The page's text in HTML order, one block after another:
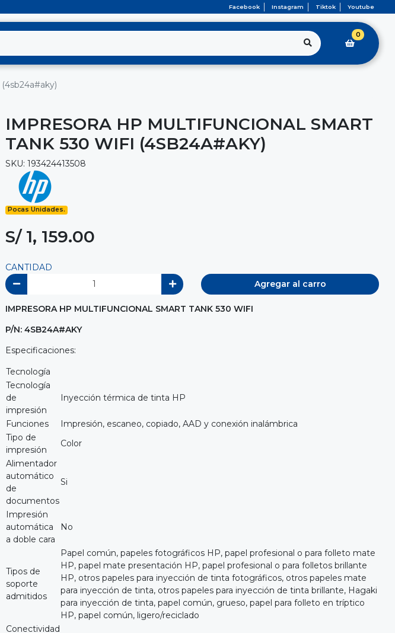
Facebook Instagram Tiktok Youtube
0
IMPRESORA HP MULTIFUNCIONAL SMART
TANK 530 WIFI (4SB24A#AKY)
SKU: 193424413508
Pocas Unidades.
S/ 1, 159.00
CANTIDAD
Agregar al carro
IMPRESORA HP MULTIFUNCIONAL SMART TANK 530 WIFI
P/N: 4SB24A#AKY
Especificaciones:
Tecnología
Tecnología
de
impresión
Inyección térmica de tinta HP
Funciones
Impresión, escaneo, copiado, AAD y conexión inalámbrica
Tipo de
impresión
Color
Alimentador
automático
de
documentos
Si
Impresión
automática
a doble cara
No
Tipos de
soporte
admitidos
Papel común, papeles fotográficos HP, papel profesional o para folleto mate
HP, papel mate presentación HP, papel profesional o para folletos brillante
HP, otros papeles para inyección de tinta fotográficos, otros papeles mate
para inyección de tinta, otros papeles para inyección de tinta brillante, Hagaki
para inyección de tinta, papel común, grueso, papel para folleto en tríptico
HP, papel común, ligero/reciclado
Conectividad